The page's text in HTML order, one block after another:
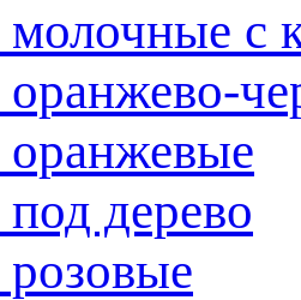
с
дерево